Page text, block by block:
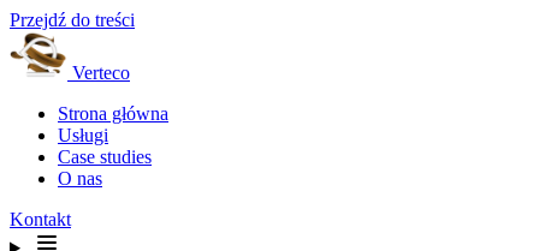
Przejdź do treści
Verteco
Strona główna
Usługi
Case studies
O nas
Kontakt